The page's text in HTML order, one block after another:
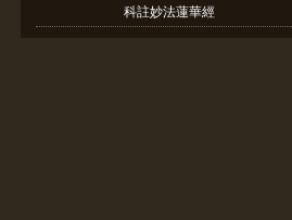
科註妙法蓮華經